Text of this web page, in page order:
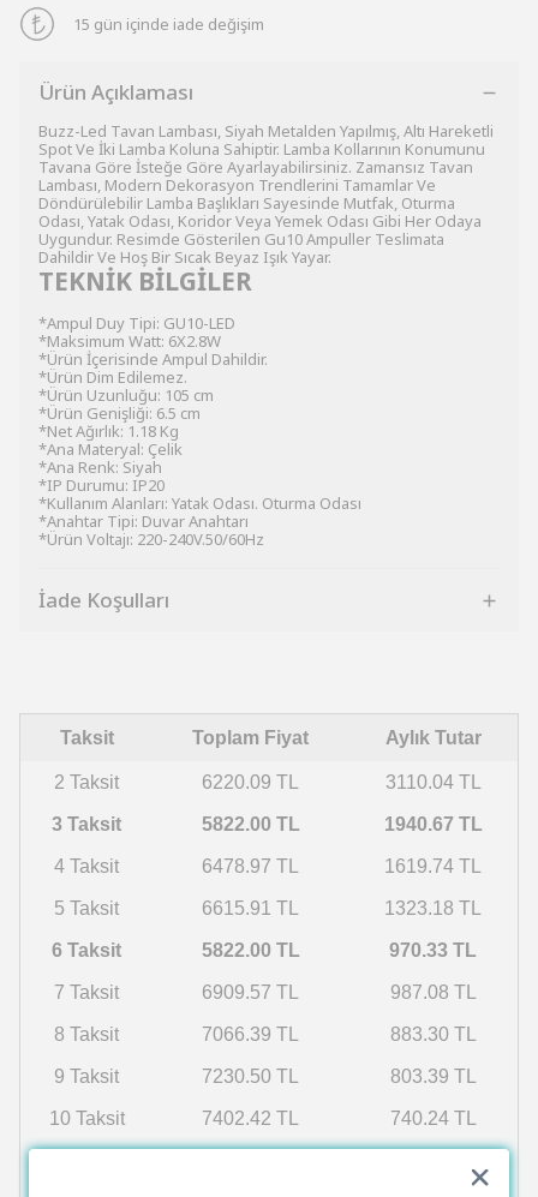
15 gün içinde iade değişim
Ürün Açıklaması
Buzz-Led Tavan Lambası, Siyah Metalden Yapılmış, Altı Hareketli
Spot Ve İki Lamba Koluna Sahiptir. Lamba Kollarının Konumunu
Tavana Göre İsteğe Göre Ayarlayabilirsiniz. Zamansız Tavan
Lambası, Modern Dekorasyon Trendlerini Tamamlar Ve
Döndürülebilir Lamba Başlıkları Sayesinde Mutfak, Oturma
Odası, Yatak Odası, Koridor Veya Yemek Odası Gibi Her Odaya
Uygundur. Resimde Gösterilen Gu10 Ampuller Teslimata
Dahildir Ve Hoş Bir Sıcak Beyaz Işık Yayar.
TEKNİK BİLGİLER
*Ampul Duy Tipi: GU10-LED
*Maksimum Watt: 6X2.8W
*Ürün İçerisinde Ampul Dahildir.
*Ürün Dim Edilemez.
*Ürün Uzunluğu: 105 cm
*Ürün Genişliği: 6.5 cm
*Net Ağırlık: 1.18 Kg
*Ana Materyal: Çelik
*Ana Renk: Siyah
*IP Durumu: IP20
*Kullanım Alanları: Yatak Odası. Oturma Odası
*Anahtar Tipi: Duvar Anahtarı
*Ürün Voltajı: 220-240V.50/60Hz
İade Koşulları
Taksit Toplam Fiyat Aylık Tutar
2 Taksit 6220.09 TL 3110.04 TL
3 Taksit 5822.00 TL 1940.67 TL
4 Taksit 6478.97 TL 1619.74 TL
5 Taksit 6615.91 TL 1323.18 TL
6 Taksit 5822.00 TL 970.33 TL
7 Taksit 6909.57 TL 987.08 TL
8 Taksit 7066.39 TL 883.30 TL
9 Taksit 7230.50 TL 803.39 TL
10 Taksit 7402.42 TL 740.24 TL